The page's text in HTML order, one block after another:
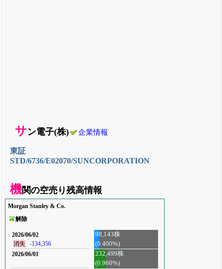
サン電子(株) 企業情報
東証
STD/6736/E02070/SUNCORPORATION
機関の空売り残高情報
Morgan Stanley & Co.
解除
2026/06/02
消失
-134,356
98,143株
(0.400%)
2026/06/01
232,499株
(0.960%)